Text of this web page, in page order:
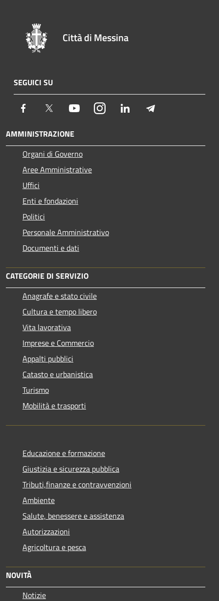
Città di Messina
SEGUICI SU
Facebook Twitter YoutubeInstagram LinkedIn
AMMINISTRAZIONE
Organi di Governo
Aree Amministrative
Uffici
Enti e fondazioni
Politici
Personale Amministrativo
Documenti e dati
CATEGORIE DI SERVIZIO
Anagrafe e stato civile
Cultura e tempo libero
Vita lavorativa
Imprese e Commercio
Appalti pubblici
Catasto e urbanistica
Turismo
Mobilità e trasporti
Educazione e formazione
Giustizia e sicurezza pubblica
Tributi,finanze e contravvenzioni
Ambiente
Salute, benessere e assistenza
Autorizzazioni
Agricoltura e pesca
NOVITÀ
Notizie